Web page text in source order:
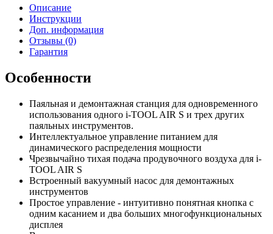
Описание
Инструкции
Доп. информация
Отзывы (0)
Гарантия
Особенности
Паяльная и демонтажная станция для одновременного
использования одного i-TOOL AIR S и трех других
паяльных инструментов.
Интеллектуальное управление питанием для
динамического распределения мощности
Чрезвычайно тихая подача продувочного воздуха для i-
TOOL AIR S
Встроенный вакуумный насос для демонтажных
инструментов
Простое управление - интуитивно понятная кнопка с
одним касанием и два больших многофункциональных
дисплея